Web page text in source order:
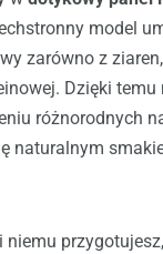
model
zarówno z
Dzięki temu
różnorodnych
naturalnym
niemu